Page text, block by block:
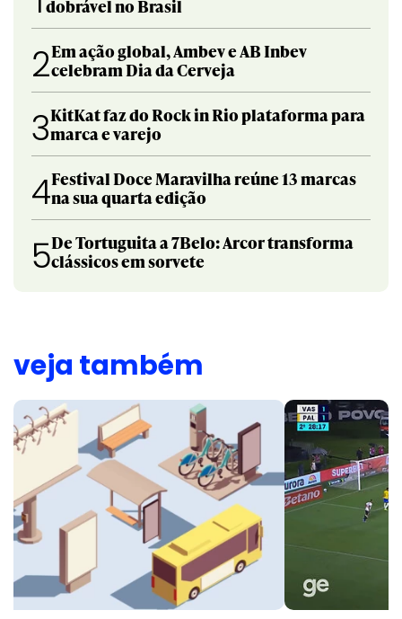
dobrável no Brasil
2Em ação global, Ambev e AB Inbev
celebram Dia da Cerveja
3KitKat faz do Rock in Rio plataforma para
marca e varejo
4Festival Doce Maravilha reúne 13 marcas
na sua quarta edição
5De Tortuguita a 7Belo: Arcor transforma
clássicos em sorvete
veja também